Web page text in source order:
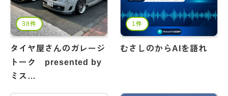
38件
タイヤ屋さんのガレージ
トーク presented by
ミス…
1件
むさしのからAIを語れ